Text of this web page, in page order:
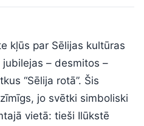
kļūs par Sēlijas kultūras
– desmitos –
“Sēlija rotā”. Šis
jo svētki simboliski
vietā: tieši Ilūkstē